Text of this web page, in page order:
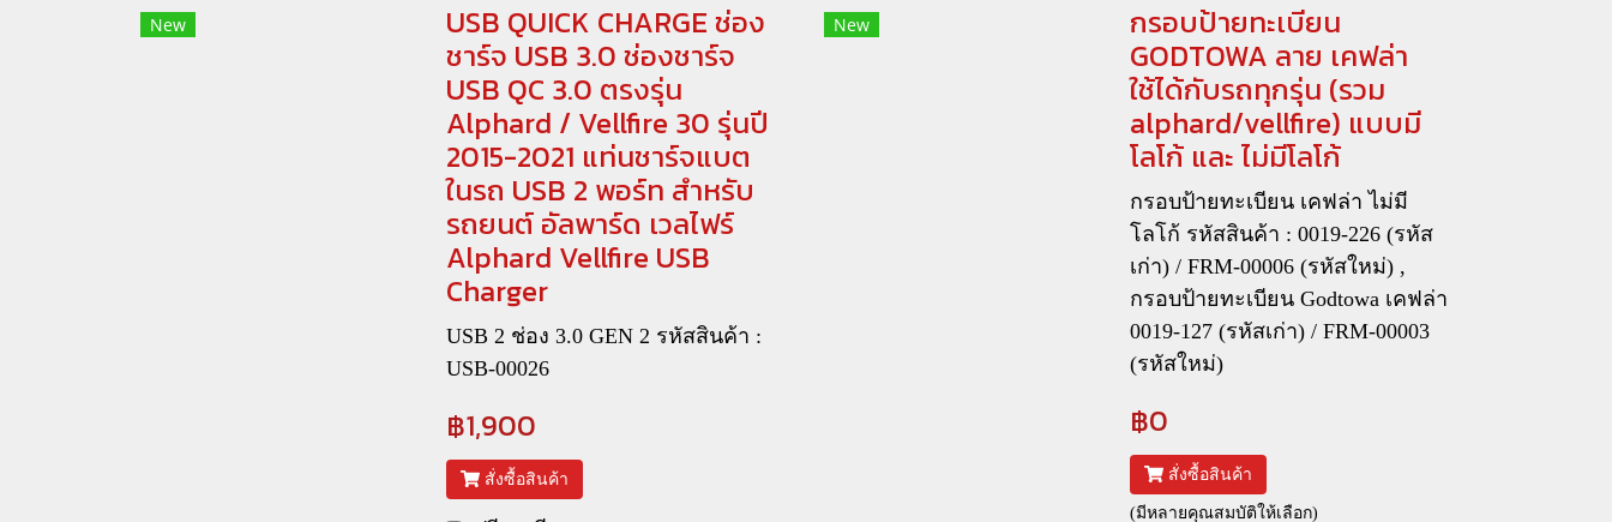
New
USB QUICK CHARGE ช่อง
ชาร์จ USB 3.0 ช่องชาร์จ
USB QC 3.0 ตรงรุ่น
Alphard / Vellfire 30 รุ่นปี
2015-2021 แท่นชาร์จแบต
ในรถ USB 2 พอร์ท สำหรับ
รถยนต์ อัลพาร์ด เวลไฟร์
Alphard Vellfire USB
Charger
USB 2 ช่อง 3.0 GEN 2 รหัสสินค้า :
USB-00026
฿1,900
สั่งซื้อสินค้า
New
กรอบป้ายทะเบียน
GODTOWA ลาย เคฟล่า
ใช้ได้กับรถทุกรุ่น (รวม
alphard/vellfire) แบบมี
โลโก้ และ ไม่มีโลโก้
กรอบป้ายทะเบียน เคฟล่า ไม่มี
โลโก้ รหัสสินค้า : 0019-226 (รหัส
เก่า) / FRM-00006 (รหัสใหม่) ,
กรอบป้ายทะเบียน Godtowa เคฟล่า
0019-127 (รหัสเก่า) / FRM-00003
(รหัสใหม่)
฿0
สั่งซื้อสินค้า
(มีหลายคุณสมบัติให้เลือก)